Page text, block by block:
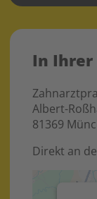
In Ihrer
Albert-
81369
Direkt an